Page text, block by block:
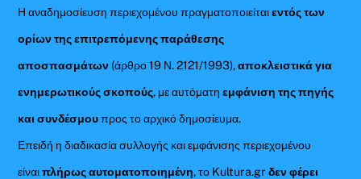
Η αναδημοσίευση περιεχομένου πραγματοποιείταιεντός των
ορίων της επιτρεπόμενης παράθεσης
αποσπασμάτων (άρθρο 19 Ν. 2121/1993),αποκλειστικά για
ενημερωτικούς σκοπούς, με αυτόματηεμφάνιση της πηγής
και συνδέσμουπρος το αρχικό δημοσίευμα.
Επειδή η διαδικασία συλλογής και εμφάνισης περιεχομένου
είναιπλήρως αυτοματοποιημένη, το Kultura.grδεν φέρει